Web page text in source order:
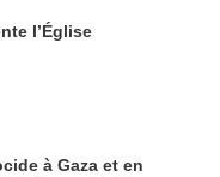
l’Église
à Gaza et en